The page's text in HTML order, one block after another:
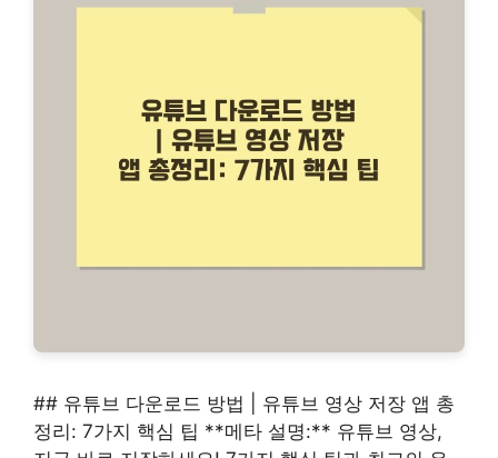
## 유튜브 다운로드 방법 | 유튜브 영상 저장 앱 총
정리: 7가지 핵심 팁 **메타 설명:** 유튜브 영상,